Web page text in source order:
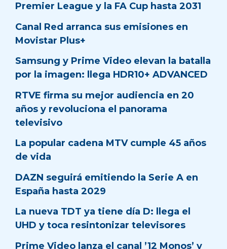
Premier League y la FA Cup hasta 2031
Canal Red arranca sus emisiones en
Movistar Plus+
Samsung y Prime Video elevan la batalla
por la imagen: llega HDR10+ ADVANCED
RTVE firma su mejor audiencia en 20
años y revoluciona el panorama
televisivo
La popular cadena MTV cumple 45 años
de vida
DAZN seguirá emitiendo la Serie A en
España hasta 2029
La nueva TDT ya tiene día D: llega el
UHD y toca resintonizar televisores
Prime Video lanza el canal ’12 Monos’ y